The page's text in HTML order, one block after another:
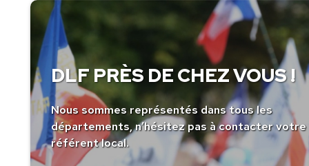
DLF PRÈS DE CHEZ VOUS !
Nous sommes représentés dans tous les
départements, n’hésitez pas à contacter votre
référent local.